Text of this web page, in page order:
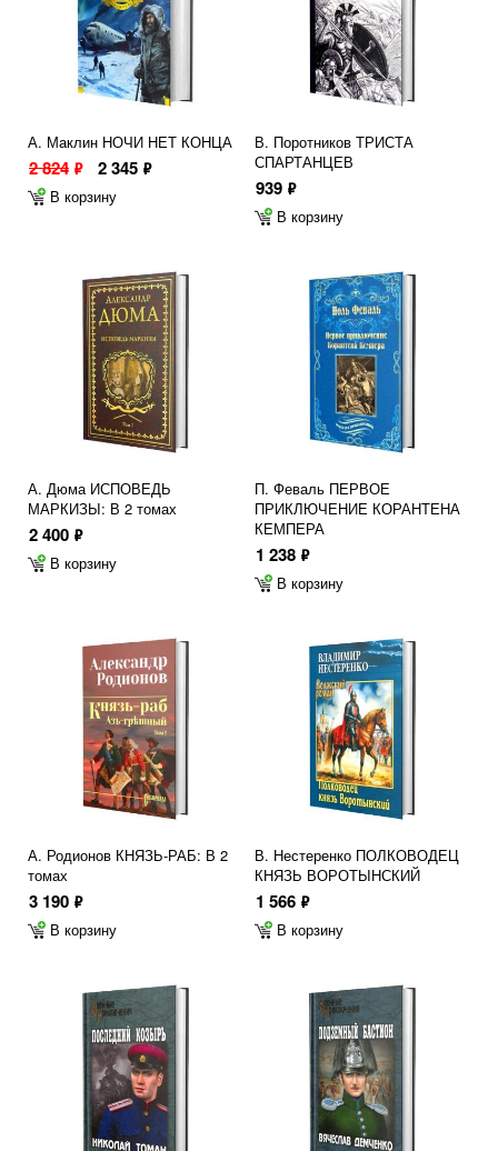
А. Маклин НОЧИ НЕТ КОНЦА
2 824 ф 2 345 ф
В корзину
В. Поротников ТРИСТА
СПАРТАНЦЕВ
939 ф
В корзину
А. Дюма ИСПОВЕДЬ
МАРКИЗЫ: В 2 томах
2 400 ф
В корзину
П. Феваль ПЕРВОЕ
ПРИКЛЮЧЕНИЕ КОРАНТЕНА
КЕМПЕРА
1 238 ф
В корзину
А. Родионов КНЯЗЬ-РАБ: В 2
томах
3 190 ф
В корзину
В. Нестеренко ПОЛКОВОДЕЦ
КНЯЗЬ ВОРОТЫНСКИЙ
1 566 ф
В корзину